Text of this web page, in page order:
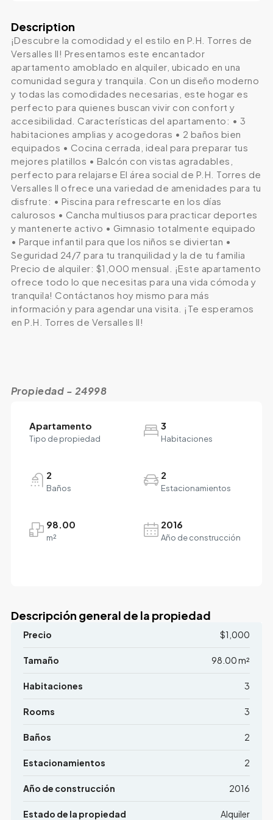
Description
¡Descubre la comodidad y el estilo en P.H. Torres de
Versalles II! Presentamos este encantador
apartamento amoblado en alquiler, ubicado en una
comunidad segura y tranquila. Con un diseño moderno
y todas las comodidades necesarias, este hogar es
perfecto para quienes buscan vivir con confort y
accesibilidad. Características del apartamento: • 3
habitaciones amplias y acogedoras • 2 baños bien
equipados • Cocina cerrada, ideal para preparar tus
mejores platillos • Balcón con vistas agradables,
perfecto para relajarse El área social de P.H. Torres de
Versalles II ofrece una variedad de amenidades para tu
disfrute: • Piscina para refrescarte en los días
calurosos • Cancha multiusos para practicar deportes
y mantenerte activo • Gimnasio totalmente equipado
• Parque infantil para que los niños se diviertan •
Seguridad 24/7 para tu tranquilidad y la de tu familia
Precio de alquiler: $1,000 mensual. ¡Este apartamento
ofrece todo lo que necesitas para una vida cómoda y
tranquila! Contáctanos hoy mismo para más
información y para agendar una visita. ¡Te esperamos
en P.H. Torres de Versalles II!
Propiedad - 24998
Apartamento
Tipo de propiedad
3
Habitaciones
2
Baños
2
Estacionamientos
98.00
m²
2016
Año de construcción
Descripción general de la propiedad
Precio $1,000
Tamaño 98.00 m²
Habitaciones 3
Rooms 3
Baños 2
Estacionamientos 2
Año de construcción 2016
Estado de la propiedad Alquiler